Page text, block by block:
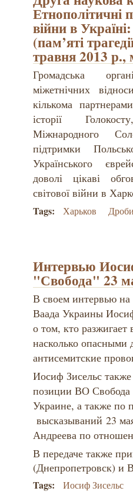
Етнополітичні
війни в
(пам’яті
травня 2013 р.,
Громадська
міжетнічних
кількома
історії
Міжнародного
підтримки
Українського
доволі цікаві
світової війни в
Tags: Харьков
Интервью
"Свобода" 23
В своем интервью на
Ваада Украины
о том, кто
насколько опасными
антисемитские
Иосиф Зисельс
позиции ВО
Украине, а также по
высказываний 23
Андреева по
В передаче также
(Днепропетровск) и
Tags: Иосиф Зисельс